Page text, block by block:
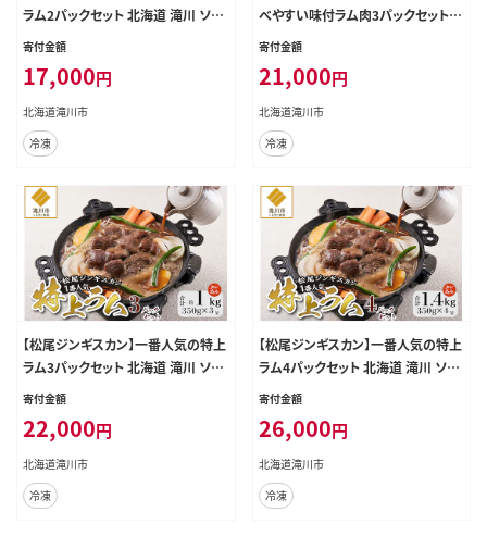
ラム2パックセット 北海道 滝川 ソウ
ルフード 成吉思汗 BBQ 肉 焼き肉
肉 羊 羊肉 ジンギスカン タレ 味付
個包装 冷凍 おすすめ
寄付金額
17,000円
北海道滝川市
冷凍
べやすい味付ラム肉3パックセット
北海道 ソウルフード 成吉思汗 BBQ
トン ラム肉 羊 羊肉 ジンギスカン タ
レ 味付 個包装 冷凍 おすすめ
寄付金額
21,000円
北海道滝川市
冷凍
【松尾ジンギスカン】一番人気の特上
ラム3パックセット 北海道 滝川 ソウ
ルフード 成吉思汗 BBQ 肉 焼き肉
肉 羊 羊肉 ジンギスカン タレ 味付
個包装 冷凍 おすすめ
寄付金額
22,000円
北海道滝川市
冷凍
【松尾ジンギスカン】一番人気の特上
ラム4パックセット 北海道 滝川 ソウ
ルフード 成吉思汗 BBQ 肉 焼き肉
肉 羊 羊肉 ジンギスカン タレ 味付
個包装 冷凍 おすすめ
寄付金額
26,000円
北海道滝川市
冷凍